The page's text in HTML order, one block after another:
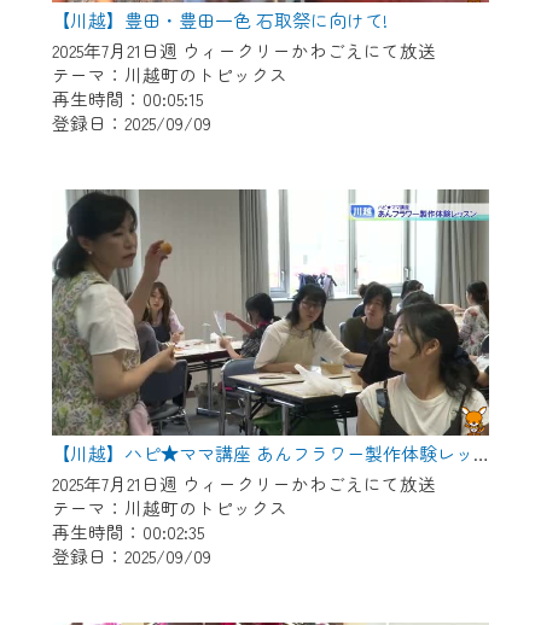
【川越】豊田・豊田一色 石取祭に向けて!
2025年7月21日週 ウィークリーかわごえにて放送
テーマ：川越町のトピックス
再生時間：00:05:15
登録日：2025/09/09
【川越】ハピ★ママ講座 あんフラワー製作体験レッスン
2025年7月21日週 ウィークリーかわごえにて放送
テーマ：川越町のトピックス
再生時間：00:02:35
登録日：2025/09/09
※マイページへのログインには、MyIDが必
要となります。
※MyIDとは、CCNet Web TVを含むCCNetの
各種サービスをご利用頂くためのIDです。
で設定できます。
（GmailやYahooなどのフリーメールアドレ
スでも作成可能です）
※マイページへのログイン・MyIDの新規登
録はこちらから
※CCNetアプリをご利用中の方は引き続き
ご視聴いただけます。
＜メンテナンス情報＞
CCNetWebTVのリニューアルにともないメ
ンテナンス作業を予定しています。